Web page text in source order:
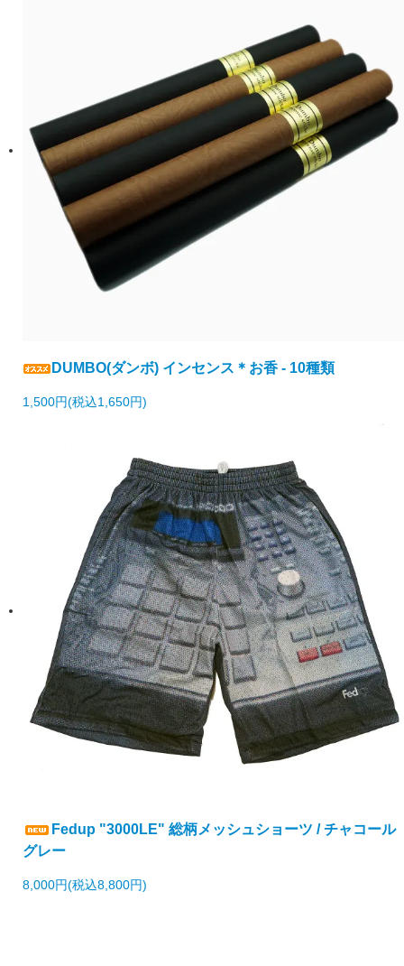
DUMBO(ダンボ) インセンス＊お香 - 10種類
1,500円(税込1,650円)
Fedup "3000LE" 総柄メッシュショーツ / チャコール
グレー
8,000円(税込8,800円)